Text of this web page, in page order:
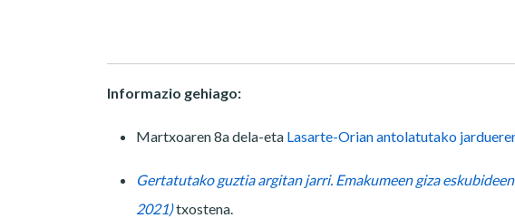
Informazio gehiago:
Martxoaren 8a dela-eta Lasarte-Orian antolatutako
Gertatutako guztia argitan jarri. Emakumeen giza
2021)txostena.